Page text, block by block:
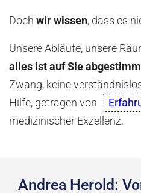
Doch wir wissen, dass es
Unsere Abläufe, unsere
alles ist auf Sie
Zwang, keine
Hilfe, getragen von
medizinischer Exzellenz.
Andrea Herold: